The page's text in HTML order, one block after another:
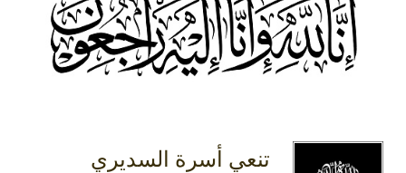
تنعي أسرة السديري